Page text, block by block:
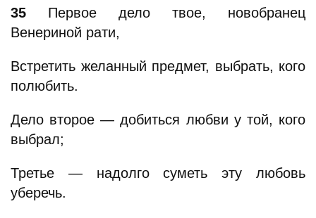
35 Первое дело твое, новобранец
Венериной рати,
Встретить желанный предмет, выбрать, кого
полюбить.
Дело второе — добиться любви у той, кого
выбрал;
Третье — надолго суметь эту любовь
уберечь.